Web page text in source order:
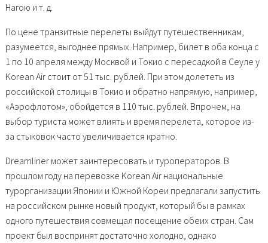
Нагою и т. д.
По цене транзитные перелеты выйдут путешественникам,
разумеется, выгоднее прямых. Например, билет в оба конца с
1 по 10 апреля между Москвой и Токио с пересадкой в Сеуле у
Korean Air стоит от 51 тыс. рублей. При этом долететь из
российской столицы в Токио и обратно напрямую, например,
«Аэрофлотом», обойдется в 110 тыс. рублей. Впрочем, на
выбор туриста может влиять и время перелета, которое из-
за стыковок часто увеличивается кратно.
Dreamliner может заинтересовать и туроператоров. В
прошлом году на перевозке Korean Air национальные
турорганизации Японии и Южной Кореи предлагали запустить
на российском рынке новый продукт, который бы в рамках
одного путешествия совмещал посещение обеих стран. Сам
проект был воспринят достаточно холодно, однако